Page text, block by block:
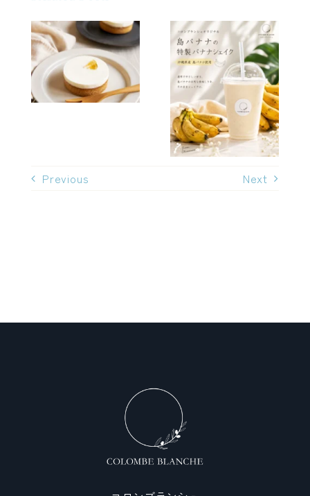
米粉のチーズ
ケーキ
バナナシェイ
クがさらに美
味しくなりま
した
Previous Next